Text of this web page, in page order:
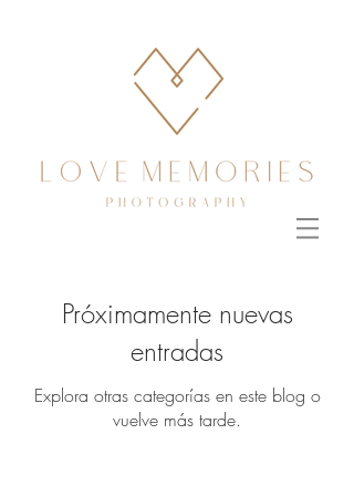
Próximamente nuevas
entradas
Explora otras categorías en este blog o
vuelve más tarde.